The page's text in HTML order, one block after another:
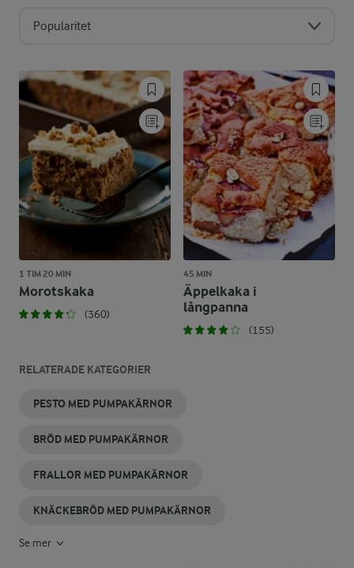
Popularitet
1 TIM 20 MIN
Morotskaka
(360)
45 MIN
Äppelkaka i
långpanna
(155)
RELATERADE KATEGORIER
PESTO MED PUMPAKÄRNOR
BRÖD MED PUMPAKÄRNOR
FRALLOR MED PUMPAKÄRNOR
KNÄCKEBRÖD MED PUMPAKÄRNOR
Se mer